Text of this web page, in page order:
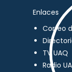
Enlaces
Correo
TV UAQ
Radio